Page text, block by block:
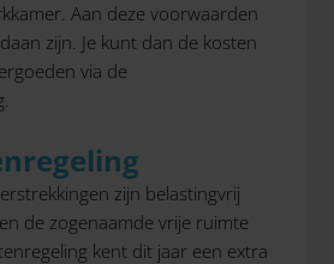
Aan deze voorwaarden
zijn. Je kunt dan de kosten
via de
zijn belastingvrij
de zogenaamde vrije ruimte
kent dit jaar een extra